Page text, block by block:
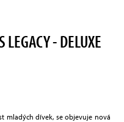
- DELUXE
mladých dívek, se objevuje nová